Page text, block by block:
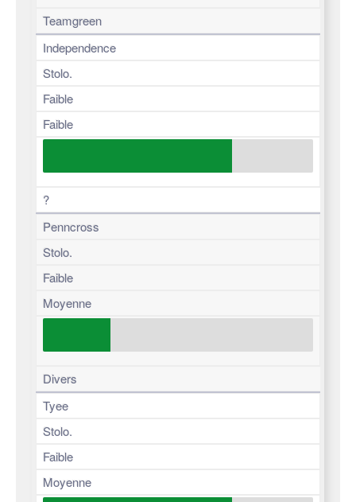
Teamgreen
Independence
Stolo.
Faible
Faible
?
Penncross
Stolo.
Faible
Moyenne
Divers
Tyee
Stolo.
Faible
Moyenne